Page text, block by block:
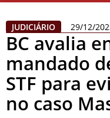
JUDICIÁRIO 29/12/
BC avalia
mandado
STF para
no caso